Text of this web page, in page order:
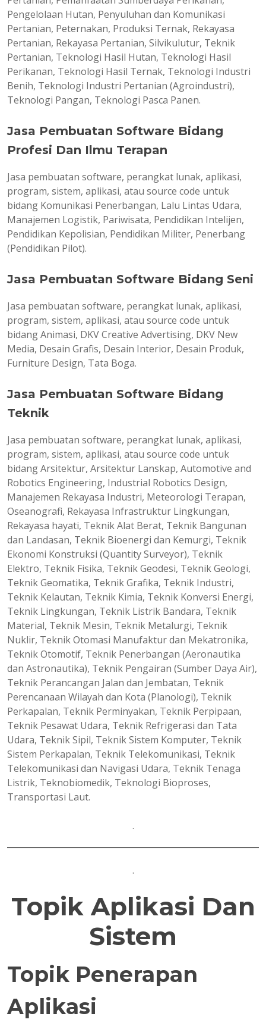
Pengelolaan Hutan, Penyuluhan dan Komunikasi
Pertanian, Peternakan, Produksi Ternak, Rekayasa
Pertanian, Rekayasa Pertanian, Silvikulutur, Teknik
Pertanian, Teknologi Hasil Hutan, Teknologi Hasil
Perikanan, Teknologi Hasil Ternak, Teknologi Industri
Benih, Teknologi Industri Pertanian (Agroindustri),
Teknologi Pangan, Teknologi Pasca Panen.
Jasa Pembuatan Software Bidang
Profesi Dan Ilmu Terapan
Jasa pembuatan software, perangkat lunak, aplikasi,
program, sistem, aplikasi, atau source code untuk
bidang Komunikasi Penerbangan, Lalu Lintas Udara,
Manajemen Logistik, Pariwisata, Pendidikan Intelijen,
Pendidikan Kepolisian, Pendidikan Militer, Penerbang
(Pendidikan Pilot).
Jasa Pembuatan Software Bidang Seni
Jasa pembuatan software, perangkat lunak, aplikasi,
program, sistem, aplikasi, atau source code untuk
bidang Animasi, DKV Creative Advertising, DKV New
Media, Desain Grafis, Desain Interior, Desain Produk,
Furniture Design, Tata Boga.
Jasa Pembuatan Software Bidang
Teknik
Jasa pembuatan software, perangkat lunak, aplikasi,
program, sistem, aplikasi, atau source code untuk
bidang Arsitektur, Arsitektur Lanskap, Automotive and
Robotics Engineering, Industrial Robotics Design,
Manajemen Rekayasa Industri, Meteorologi Terapan,
Oseanografi, Rekayasa Infrastruktur Lingkungan,
Rekayasa hayati, Teknik Alat Berat, Teknik Bangunan
dan Landasan, Teknik Bioenergi dan Kemurgi, Teknik
Ekonomi Konstruksi (Quantity Surveyor), Teknik
Elektro, Teknik Fisika, Teknik Geodesi, Teknik Geologi,
Teknik Geomatika, Teknik Grafika, Teknik Industri,
Teknik Kelautan, Teknik Kimia, Teknik Konversi Energi,
Teknik Lingkungan, Teknik Listrik Bandara, Teknik
Material, Teknik Mesin, Teknik Metalurgi, Teknik
Nuklir, Teknik Otomasi Manufaktur dan Mekatronika,
Teknik Otomotif, Teknik Penerbangan (Aeronautika
dan Astronautika), Teknik Pengairan (Sumber Daya Air),
Teknik Perancangan Jalan dan Jembatan, Teknik
Perencanaan Wilayah dan Kota (Planologi), Teknik
Perkapalan, Teknik Perminyakan, Teknik Perpipaan,
Teknik Pesawat Udara, Teknik Refrigerasi dan Tata
Udara, Teknik Sipil, Teknik Sistem Komputer, Teknik
Sistem Perkapalan, Teknik Telekomunikasi, Teknik
Telekomunikasi dan Navigasi Udara, Teknik Tenaga
Listrik, Teknobiomedik, Teknologi Bioproses,
Transportasi Laut.
.
.
Topik Aplikasi Dan
Sistem
Topik Penerapan
Aplikasi